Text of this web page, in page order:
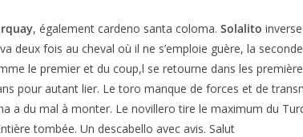
, également cardeno santa coloma. Solalito
deux fois au cheval où il ne s’emploie guère, la
le premier et du coup,l se retourne dans les
pour autant lier. Le toro manque de forces et de
a du mal à monter. Le novillero tire le maximum du
tombée. Un descabello avec avis. Salut